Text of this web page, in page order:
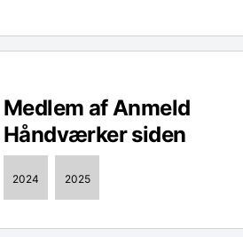
Medlem af Anmeld
Håndværker siden
2024 2025